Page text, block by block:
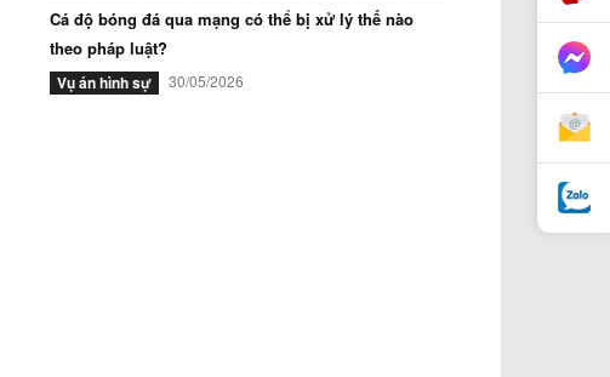
Cá độ bóng đá qua mạng có thể bị xử lý thế nào
theo pháp luật?
Vụ án hình sự 30/05/2026